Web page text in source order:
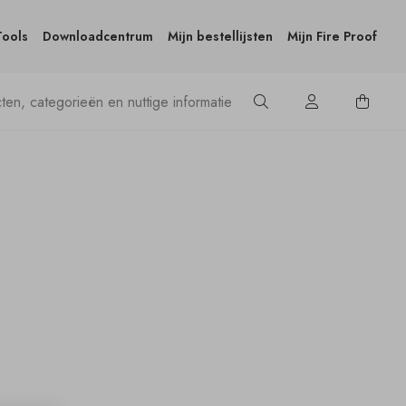
Downloadcentrum Mijn bestellijsten Mijn Fire Proof